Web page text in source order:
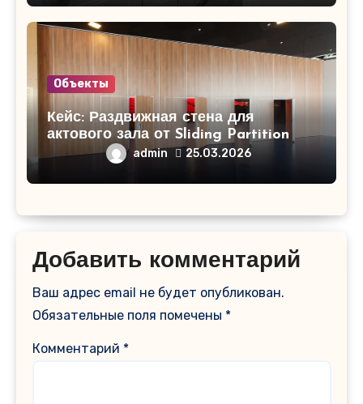
Объекты
Кейс: Раздвижная стена для
актового зала от Sliding Partition
admin 25.03.2026
Добавить комментарий
Ваш адрес email не будет опубликован.
Обязательные поля помечены *
Комментарий *